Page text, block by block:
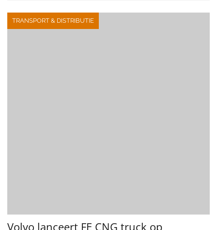
TRANSPORT & DISTRIBUTIE
Volvo lanceert FE CNG truck op